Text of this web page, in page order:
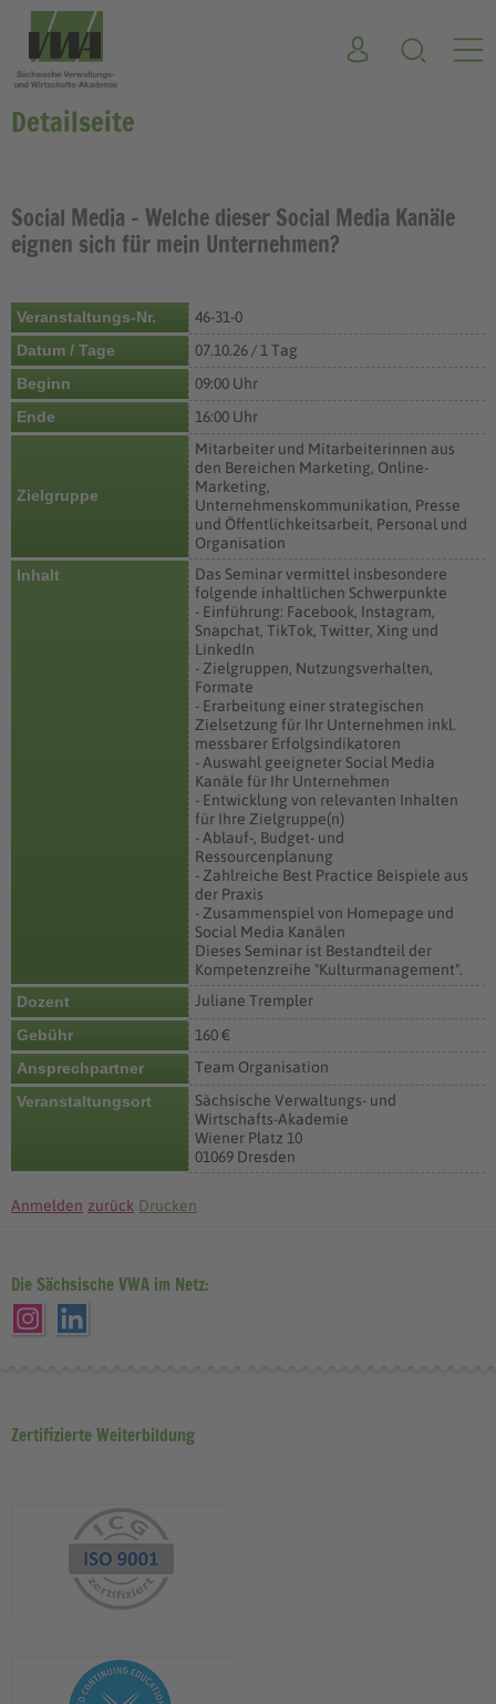
Detailseite
Social Media - Welche dieser Social Media Kanäle
eignen sich für mein Unternehmen?
Veranstaltungs-Nr.
46-31-0
Datum / Tage
07.10.26 / 1 Tag
Beginn
09:00 Uhr
Ende
16:00 Uhr
Zielgruppe
Mitarbeiter und Mitarbeiterinnen aus
den Bereichen Marketing, Online-
Marketing,
Unternehmenskommunikation, Presse
und Öffentlichkeitsarbeit, Personal und
Organisation
Inhalt
Das Seminar vermittel insbesondere
folgende inhaltlichen Schwerpunkte
- Einführung: Facebook, Instagram,
Snapchat, TikTok, Twitter, Xing und
LinkedIn
- Zielgruppen, Nutzungsverhalten,
Formate
- Erarbeitung einer strategischen
Zielsetzung für Ihr Unternehmen inkl.
messbarer Erfolgsindikatoren
- Auswahl geeigneter Social Media
Kanäle für Ihr Unternehmen
- Entwicklung von relevanten Inhalten
für Ihre Zielgruppe(n)
- Ablauf-, Budget- und
Ressourcenplanung
- Zahlreiche Best Practice Beispiele aus
der Praxis
- Zusammenspiel von Homepage und
Social Media Kanälen
Dieses Seminar ist Bestandteil der
Kompetenzreihe "Kulturmanagement".
Dozent
Juliane Trempler
Gebühr
160 €
Ansprechpartner
Team Organisation
Veranstaltungsort
Sächsische Verwaltungs- und
Wirtschafts-Akademie
Wiener Platz 10
01069 Dresden
Anmelden zurück Drucken
Die Sächsische VWA im Netz:
Zertifizierte Weiterbildung